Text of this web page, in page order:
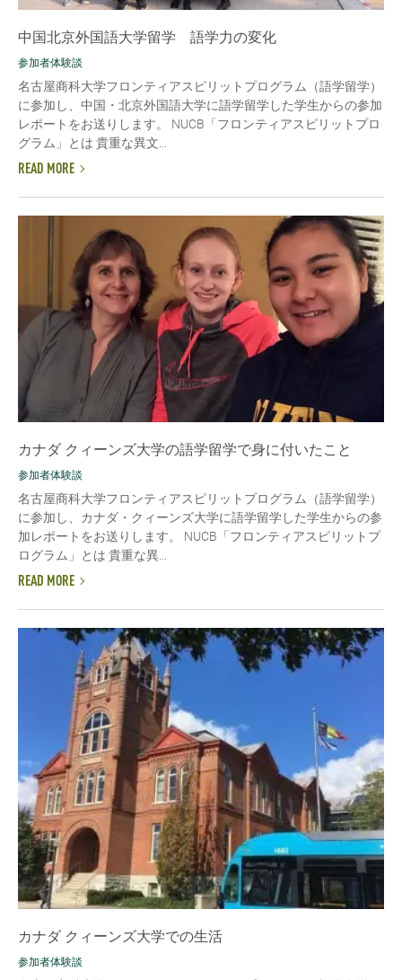
中国北京外国語大学留学 語学力の変化
参加者体験談
名古屋商科大学フロンティアスピリットプログラム（語学留学）
に参加し、中国・北京外国語大学に語学留学した学生からの参加
レポートをお送りします。 NUCB「フロンティアスピリットプロ
グラム」とは 貴重な異文...
READ MORE
カナダ クィーンズ大学の語学留学で身に付いたこと
参加者体験談
名古屋商科大学フロンティアスピリットプログラム（語学留学）
に参加し、カナダ・クィーンズ大学に語学留学した学生からの参
加レポートをお送りします。 NUCB「フロンティアスピリットプ
ログラム」とは 貴重な異...
READ MORE
カナダ クィーンズ大学での生活
参加者体験談